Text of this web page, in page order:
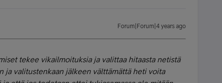
Forum|Forum|4 years ago
tekee vikailmoituksia ja valittaa hitaasta netistä
ja valitustenkaan jälkeen välttämättä heti voita